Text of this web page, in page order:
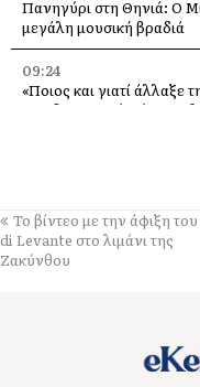
Πανηγύρι στη Θηνιά: Ο
μεγάλη μουσική βραδιά
09:24
«Ποιος και γιατί άλλαξε
το Οδυσσειακό Κέντρο
09:17
Βρέθηκε σκυλί στα
Το βίντεο με την άφιξη
di Levante στο λιμάνι της
Ζακύνθου